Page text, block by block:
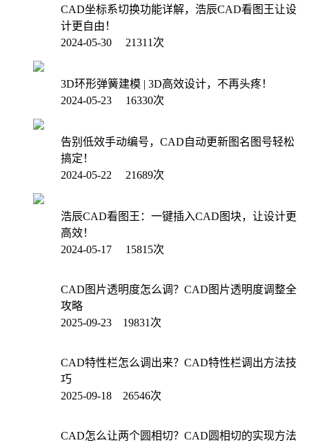
CAD坐标系切换功能详解，浩辰CAD看图王让设
计更自由！
2024-05-30 21311次
3D环形弹簧建模 | 3D高效设计，不再头疼！
2024-05-23 16330次
告别低效手动编号，CAD自动更新图名图号轻松
搞定！
2024-05-22 21689次
浩辰CAD看图王：一键插入CAD图块，让设计更
高效！
2024-05-17 15815次
CAD图片透明度怎么调？CAD图片透明度调整全
攻略
2025-09-23 19831次
CAD特性栏怎么调出来？CAD特性栏调出方法技
巧
2025-09-18 26546次
CAD怎么让两个圆相切？CAD圆相切的实现方法